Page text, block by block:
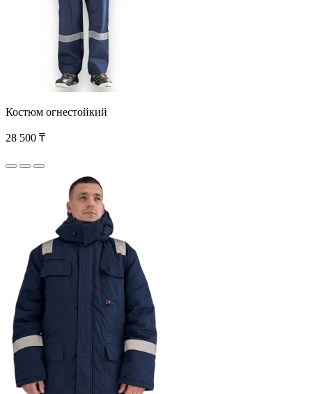
Костюм огнестойкий
28 500 ₸